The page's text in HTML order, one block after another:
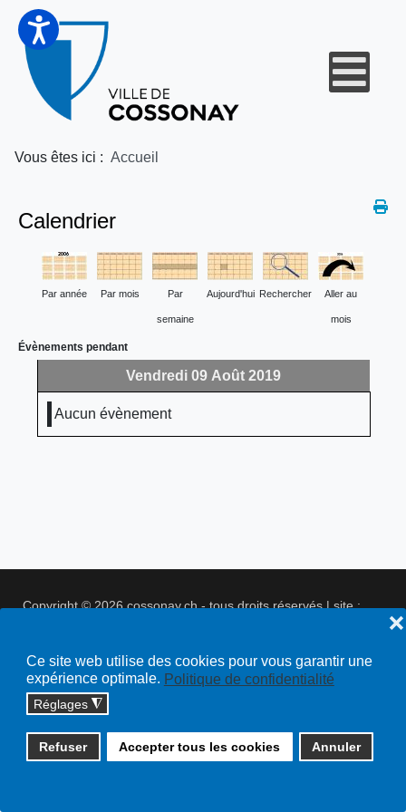
Ce site web utilise des cookies pour vous garantir une
expérience optimale. Politique de confidentialité
Réglages ◮
Refuser Accepter tous les cookies Annuler
❌
Vous êtes ici : Accueil
Calendrier
Par année Par mois Par
semaine
Aujourd'hui Rechercher Aller au
mois
Évènements pendant
Vendredi 09 Août 2019
Aucun évènement
Copyright © 2026 cossonay.ch - tous droits réservés | site :
Plan du site